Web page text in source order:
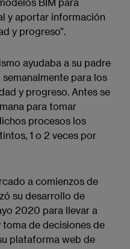
y aportar información
y progreso”.
ayudaba a su padre
para los
y progreso. Antes se
para tomar
procesos los
1 o 2 veces por
a comienzos de
su desarrollo de
2020 para llevar a
de decisiones de
plataforma web de